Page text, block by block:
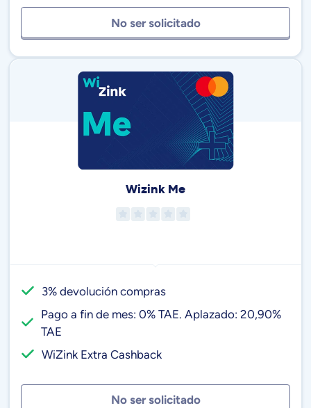
No ser solicitado
Wizink Me
3% devolución compras
Pago a fin de mes: 0% TAE. Aplazado: 20,90%
TAE
WiZink Extra Cashback
No ser solicitado